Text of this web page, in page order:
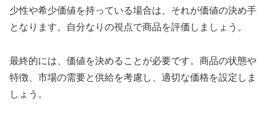
少性や希少価値を持っている場合は、それが価値の決め手
となります。自分なりの視点で商品を評価しましょう。
最終的には、価値を決めることが必要です。商品の状態や
特徴、市場の需要と供給を考慮し、適切な価格を設定しま
しょう。